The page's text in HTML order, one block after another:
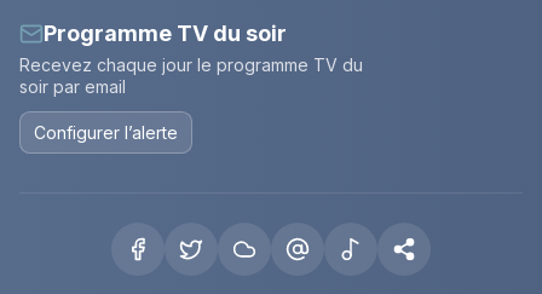
Programme TV du soir
Recevez chaque jour le programme TV du
soir par email
Configurer l’alerte